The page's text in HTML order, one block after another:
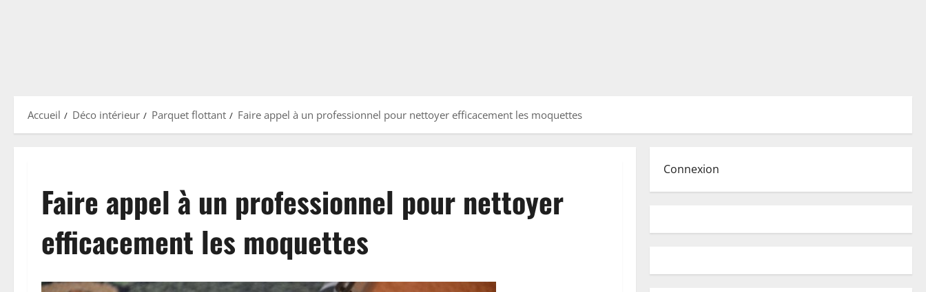
Accueil Déco intérieur Parquet flottant Faire appel à un professionnel pour nettoyer efficacement les moquettes
Faire appel à un professionnel pour nettoyer
efficacement les moquettes
Connexion